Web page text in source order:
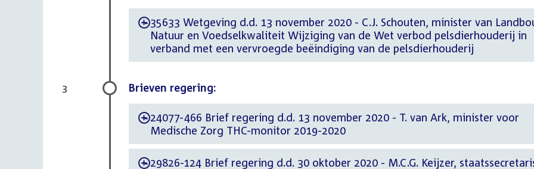
-35633 Wetgeving d.d. 13 november 2020 - C.J. Schouten, minister van
Natuur en Voedselkwaliteit Wijziging van de Wet verbod pelsdierhouderij in
verband met een vervroegde beëindiging van de pelsdierhouderij
Brieven regering:
-24077-466 Brief regering d.d. 13 november 2020 - T. van Ark, minister voor
Medische Zorg THC-monitor 2019-2020
-29826-124 Brief regering d.d. 30 oktober 2020 - M.C.G. Keijzer,
3